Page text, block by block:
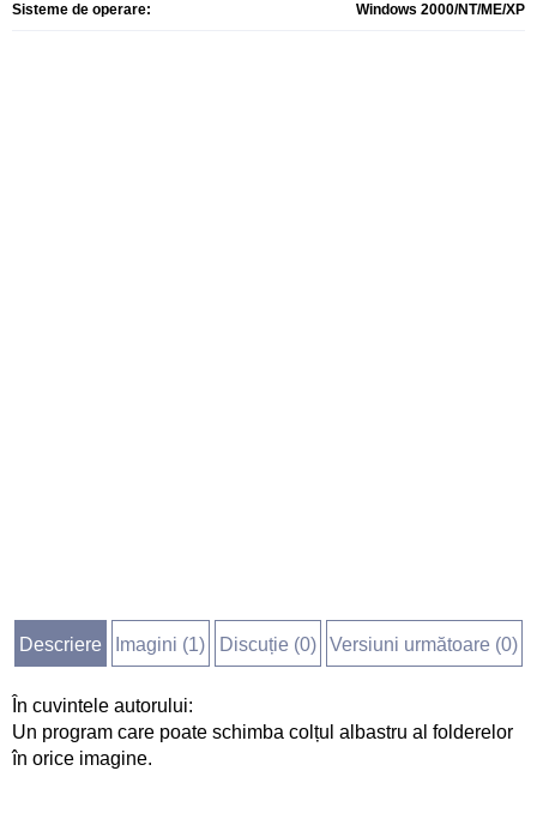
Sisteme de operare: Windows 2000/NT/ME/XP
Descriere Imagini (1) Discuție (0) Versiuni următoare (0)
În cuvintele autorului:
Un program care poate schimba colțul albastru al folderelor
în orice imagine.